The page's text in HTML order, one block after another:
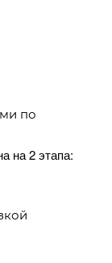
по
на 2 этапа: